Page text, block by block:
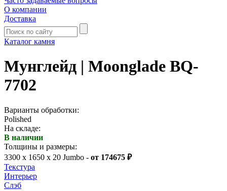
О компании
Доставка
Каталог камня
Мунглейд | Moonglade BQ-
7702
Варианты обработки:
Polished
На складе:
В наличии
Толщины и размеры:
3300 x 1650 x 20 Jumbo - от 174675 ₽
Текстура
Интерьер
Слэб